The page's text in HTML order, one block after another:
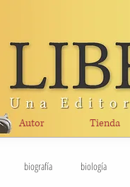
Autor Tienda
biografía biología